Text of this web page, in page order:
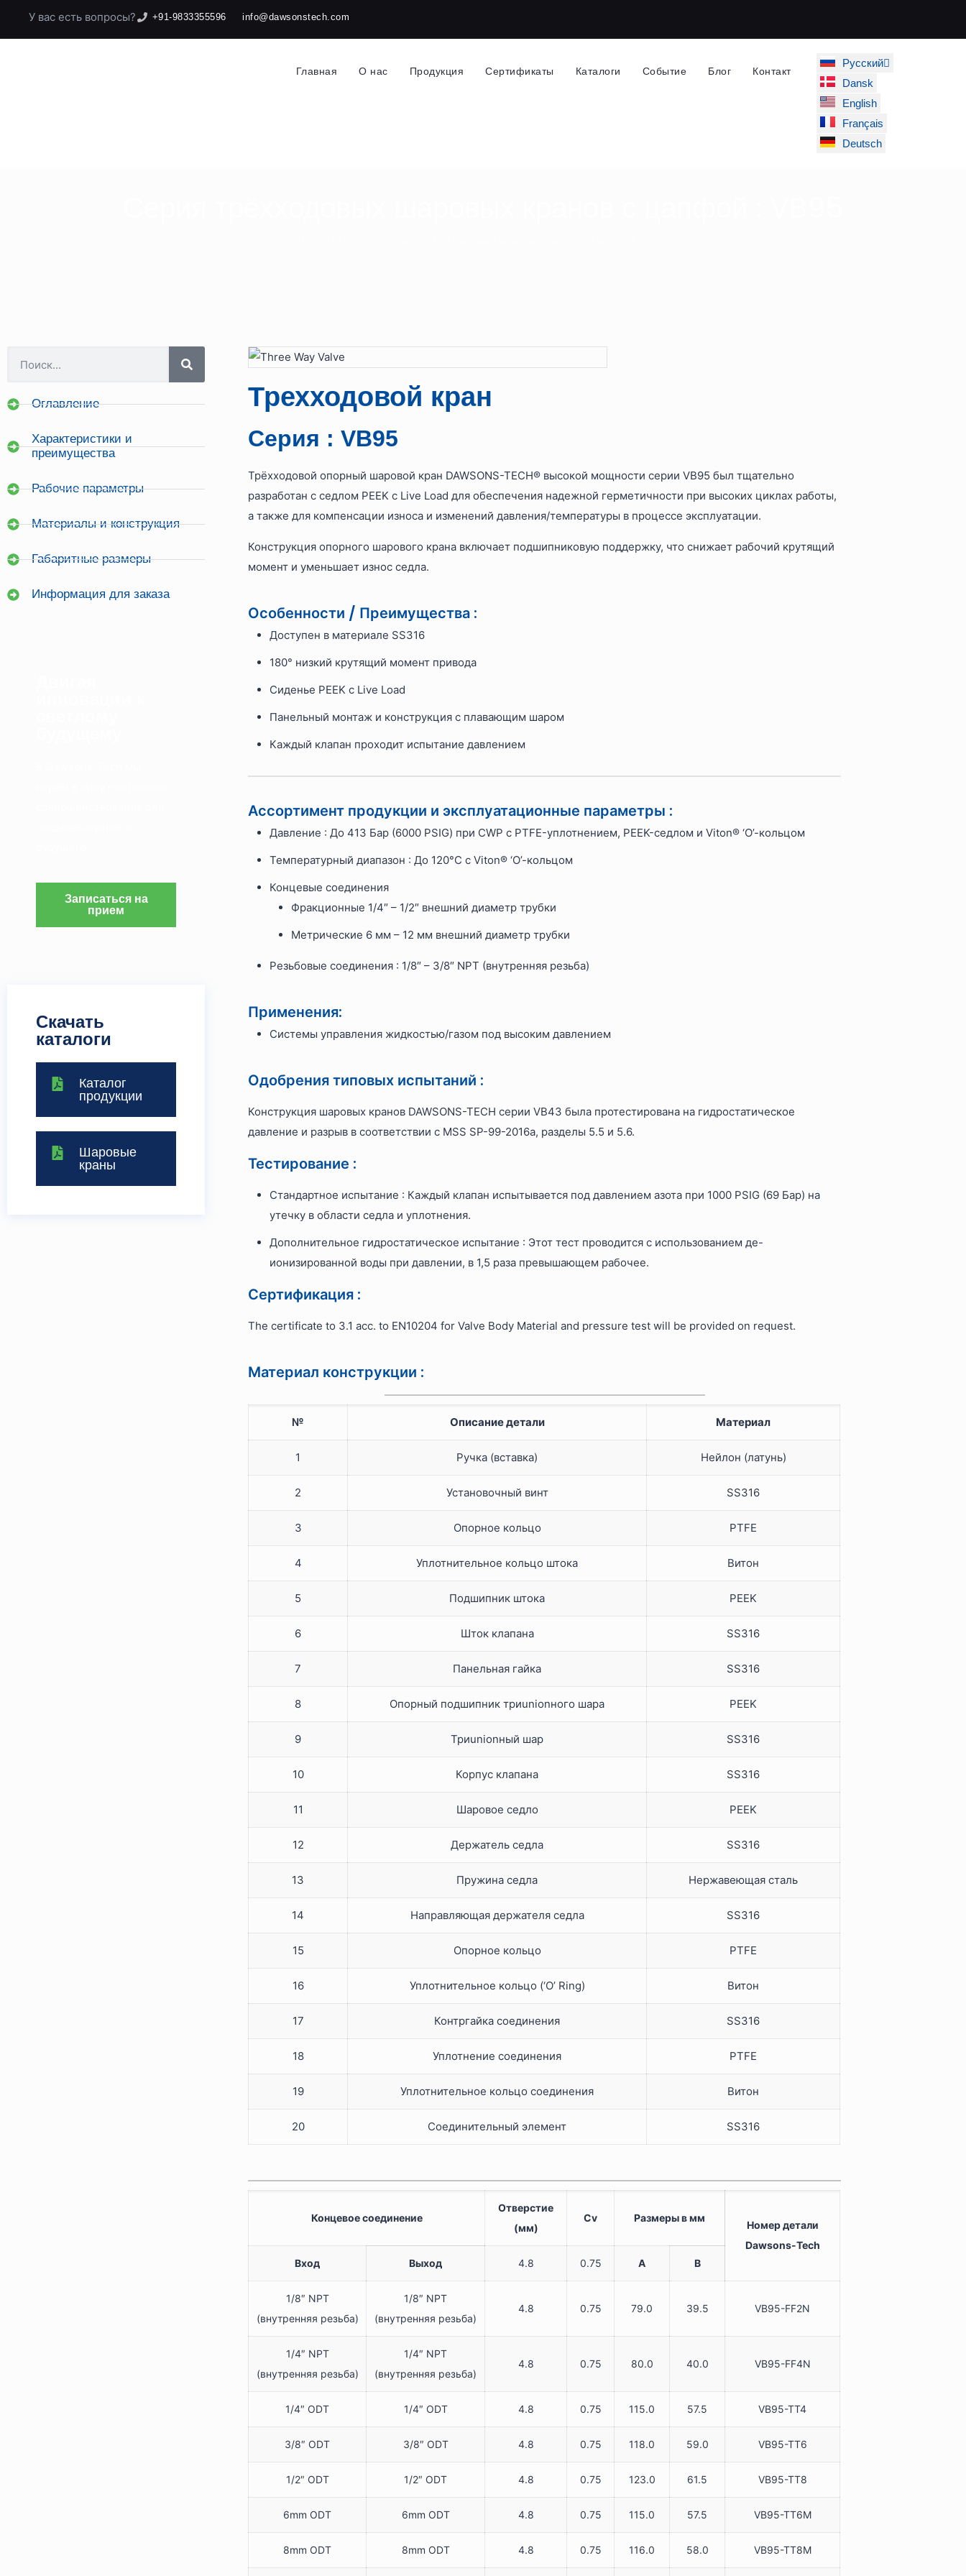
У вас есть вопросы? +91-9833355596 info@dawsonstech.com
Главная О нас Продукция Сертификаты Каталоги Событие Блог Контакт
Русский
Dansk
English
Français
Deutsch
Оглавление
Характеристики и
преимущества
Рабочие параметры
Материалы и конструкция
Габаритные размеры
Информация для заказа
Записаться на
прием
Скачать
каталоги
Каталог
продукции
Шаровые
краны
Трехходовой кран
Серия : VB95
Трёхходовой опорный шаровой кран DAWSONS-TECH® высокой мощности серии VB95 был тщательно
разработан с седлом PEEK с Live Load для обеспечения надежной герметичности при высоких циклах работы,
а также для компенсации износа и изменений давления/температуры в процессе эксплуатации.
Конструкция опорного шарового крана включает подшипниковую поддержку, что снижает рабочий крутящий
момент и уменьшает износ седла.
Особенности / Преимущества :
Доступен в материале SS316
180° низкий крутящий момент привода
Сиденье PEEK с Live Load
Панельный монтаж и конструкция с плавающим шаром
Каждый клапан проходит испытание давлением
Ассортимент продукции и эксплуатационные параметры :
Давление : До 413 Бар (6000 PSIG) при CWP с PTFE-уплотнением, PEEK-седлом и Viton® ‘O’-кольцом
Температурный диапазон : До 120°C с Viton® ‘O’-кольцом
Концевые соединения
Фракционные 1/4″ – 1/2″ внешний диаметр трубки
Метрические 6 мм – 12 мм внешний диаметр трубки
Резьбовые соединения : 1/8″ – 3/8″ NPT (внутренняя резьба)
Применения:
Системы управления жидкостью/газом под высоким давлением
Одобрения типовых испытаний :
Конструкция шаровых кранов DAWSONS-TECH серии VB43 была протестирована на гидростатическое
давление и разрыв в соответствии с MSS SP-99-2016a, разделы 5.5 и 5.6.
Тестирование :
Стандартное испытание : Каждый клапан испытывается под давлением азота при 1000 PSIG (69 Бар) на
утечку в области седла и уплотнения.
Дополнительное гидростатическое испытание : Этот тест проводится с использованием де-
ионизированной воды при давлении, в 1,5 раза превышающем рабочее.
Сертификация :
The certificate to 3.1 acc. to EN10204 for Valve Body Material and pressure test will be provided on request.
Материал конструкции :
№ Описание детали Материал
1 Ручка (вставка) Нейлон (латунь)
2 Установочный винт SS316
3 Опорное кольцо PTFE
4 Уплотнительное кольцо штока Витон
5 Подшипник штока PEEK
6 Шток клапана SS316
7 Панельная гайка SS316
8 Опорный подшипник триunionного шара PEEK
9 Триunionный шар SS316
10 Корпус клапана SS316
11 Шаровое седло PEEK
12 Держатель седла SS316
13 Пружина седла Нержавеющая сталь
14 Направляющая держателя седла SS316
15 Опорное кольцо PTFE
16 Уплотнительное кольцо (‘O’ Ring) Витон
17 Контргайка соединения SS316
18 Уплотнение соединения PTFE
19 Уплотнительное кольцо соединения Витон
20 Соединительный элемент SS316
Концевое соединение
Отверстие
(мм)
Cv Размеры в мм
Номер детали
Dawsons-Tech
Вход
Выход 4.8 0.75 A B
1/8″ NPT
(внутренняя резьба)
1/8″ NPT
(внутренняя резьба)
4.8 0.75 79.0 39.5 VB95-FF2N
1/4″ NPT
(внутренняя резьба)
1/4″ NPT
(внутренняя резьба)
4.8 0.75 80.0 40.0 VB95-FF4N
1/4″ ODT 1/4″ ODT 4.8 0.75 115.0 57.5 VB95-TT4
3/8″ ODT 3/8″ ODT 4.8 0.75 118.0 59.0 VB95-TT6
1/2″ ODT 1/2″ ODT 4.8 0.75 123.0 61.5 VB95-TT8
6mm ODT 6mm ODT 4.8 0.75 115.0 57.5 VB95-TT6M
8mm ODT 8mm ODT 4.8 0.75 116.0 58.0 VB95-TT8M